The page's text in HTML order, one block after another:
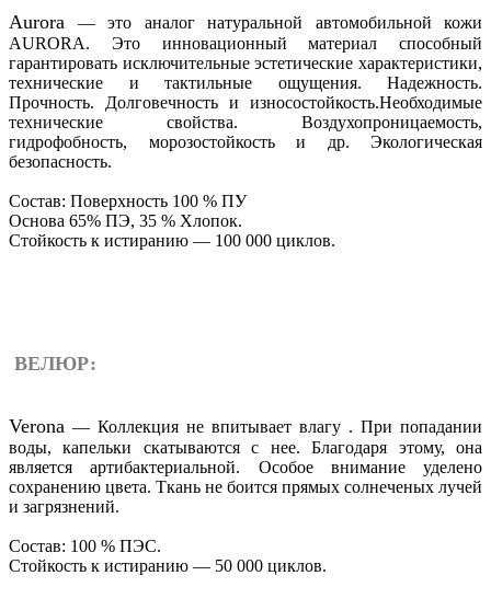
Aurora — это аналог натуральной автомобильной кожи
AURORA. Это инновационный материал способный
гарантировать исключительные эстетические характеристики,
технические и тактильные ощущения. Надежность.
Прочность. Долговечность и износостойкость.Необходимые
технические свойства. Воздухопроницаемость,
гидрофобность, морозостойкость и др. Экологическая
безопасность.
Состав: Поверхность 100 % ПУ
Основа 65% ПЭ, 35 % Хлопок.
Стойкость к истиранию — 100 000 циклов.
ВЕЛЮР:
Verona — Коллекция не впитывает влагу . При попадании
воды, капельки скатываются с нее. Благодаря этому, она
является артибактериальной. Особое внимание уделено
сохранению цвета. Ткань не боится прямых солнеченых лучей
и загрязнений.
Состав: 100 % ПЭС.
Стойкость к истиранию — 50 000 циклов.